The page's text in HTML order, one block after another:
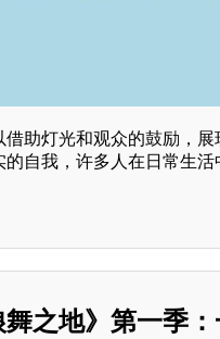
借助灯光和观众的鼓励，
的自我，许多人在日常生
之地》第一季